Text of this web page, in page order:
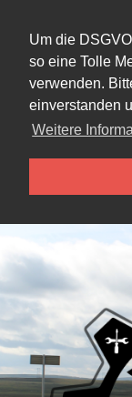
Um die
so eine Tolle
verwenden.
einverstanden
Weitere
content